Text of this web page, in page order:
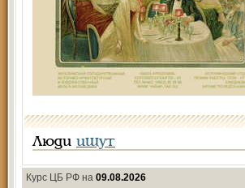
Люди ищут
Курс ЦБ РФ на 09.08.2026